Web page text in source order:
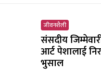
जीवनशैली
संसदीय
आर्ट पेशालाई
भुसाल